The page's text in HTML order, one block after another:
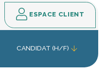
ESPACE CLIENT
CANDIDAT (H/F)